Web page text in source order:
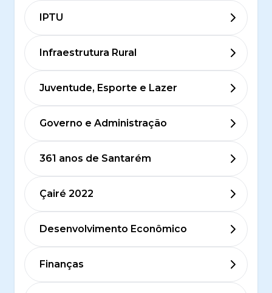
IPTU
Infraestrutura Rural
Juventude, Esporte e Lazer
Governo e Administração
361 anos de Santarém
Çairé 2022
Desenvolvimento Econômico
Finanças